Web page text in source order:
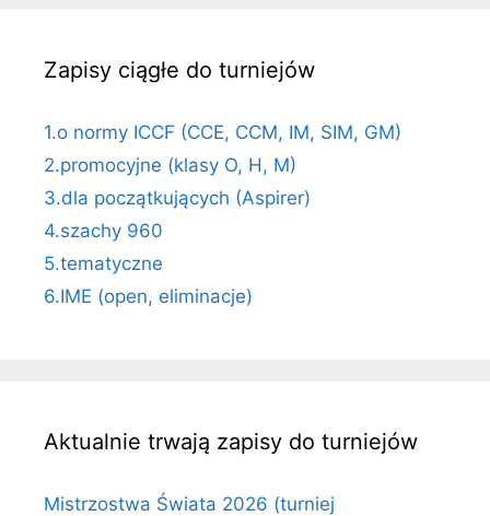
Zapisy ciągłe do turniejów
1.o normy ICCF (CCE, CCM, IM, SIM, GM)
2.promocyjne (klasy O, H, M)
3.dla początkujących (Aspirer)
4.szachy 960
5.tematyczne
6.IME (open, eliminacje)
Aktualnie trwają zapisy do turniejów
Mistrzostwa Świata 2026 (turniej